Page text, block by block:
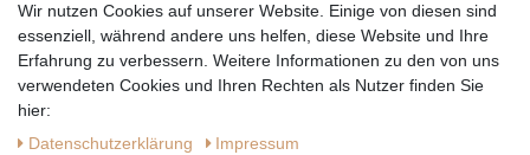
Datenschutzerklärung
Wir nutzen Cookies auf unserer Website. Einige von diesen sind
essenziell, während andere uns helfen, diese Website und Ihre
Erfahrung zu verbessern. Weitere Informationen zu den von uns
verwendeten Cookies und Ihren Rechten als Nutzer finden Sie
hier:
Daten­schutz­erklärung
Impressum